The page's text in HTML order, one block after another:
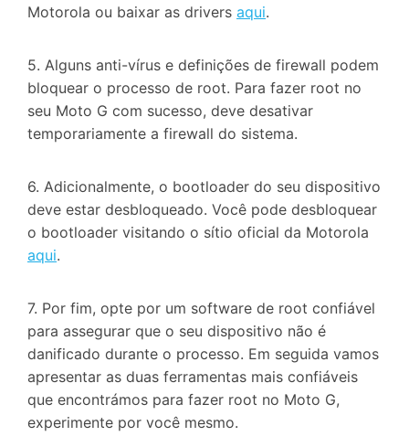
Motorola ou baixar as drivers aqui.
5. Alguns anti-vírus e definições de firewall podem
bloquear o processo de root. Para fazer root no
seu Moto G com sucesso, deve desativar
temporariamente a firewall do sistema.
6. Adicionalmente, o bootloader do seu dispositivo
deve estar desbloqueado. Você pode desbloquear
o bootloader visitando o sítio oficial da Motorola
aqui.
7. Por fim, opte por um software de root confiável
para assegurar que o seu dispositivo não é
danificado durante o processo. Em seguida vamos
apresentar as duas ferramentas mais confiáveis
que encontrámos para fazer root no Moto G,
experimente por você mesmo.